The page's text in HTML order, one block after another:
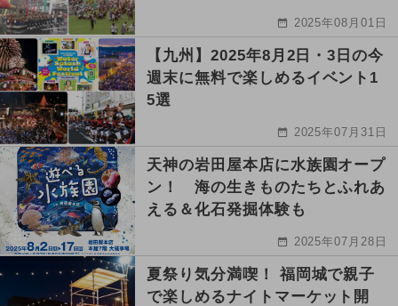
2025年08月01日
【九州】2025年8月2日・3日の今
週末に無料で楽しめるイベント1
5選
2025年07月31日
天神の岩田屋本店に水族園オープ
ン！ 海の生きものたちとふれあ
える＆化石発掘体験も
2025年07月28日
夏祭り気分満喫！ 福岡城で親子
で楽しめるナイトマーケット開